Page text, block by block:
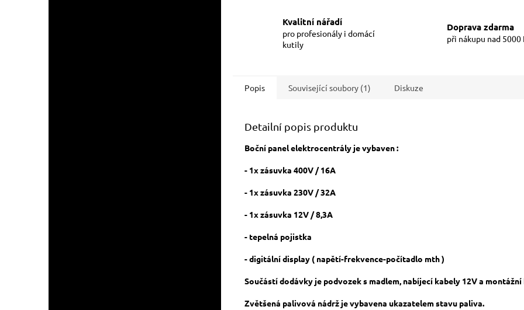
Kvalitní nářadí
pro profesionály i domácí
kutily
Doprava zdarma
při nákupu nad 5000
Popis Související soubory (1) Diskuze
Detailní popis produktu
Boční panel elektrocentrály je vybaven :
- 1x zásuvka 400V / 16A
- 1x zásuvka 230V / 32A
- 1x zásuvka 12V / 8,3A
- tepelná pojistka
- digitální display ( napětí-frekvence-počítadlo mth )
Součástí dodávky je podvozek s madlem, nabíjecí kabely 12V a montážní
Zvětšená palivová nádrž je vybavena ukazatelem stavu paliva.